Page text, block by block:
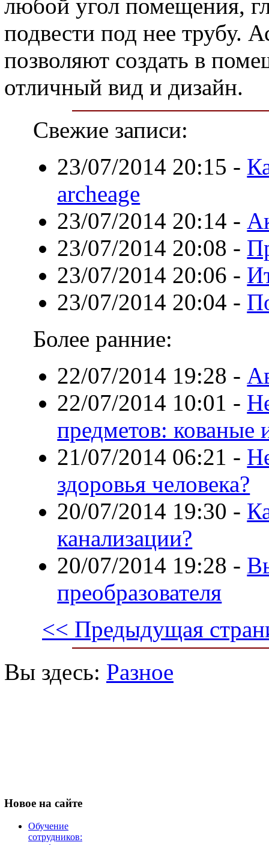
любой угол помещения,
подвести под нее трубу.
позволяют создать в
отличный вид и дизайн.
Свежие записи:
23/07/2014 20:15 -
archeage
23/07/2014 20:14 -
23/07/2014 20:08 -
23/07/2014 20:06 -
23/07/2014 20:04 -
Более ранние:
22/07/2014 19:28 -
22/07/2014 10:01 -
предметов: кованые
21/07/2014 06:21 -
здоровья человека?
20/07/2014 19:30 -
канализации?
20/07/2014 19:28 -
преобразователя
<< Предыдущая
Вы здесь: Разное
Новое на сайте
Обучение
сотрудников: